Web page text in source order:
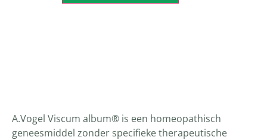
A.Vogel Viscum album® is een homeopathisch
geneesmiddel zonder specifieke therapeutische